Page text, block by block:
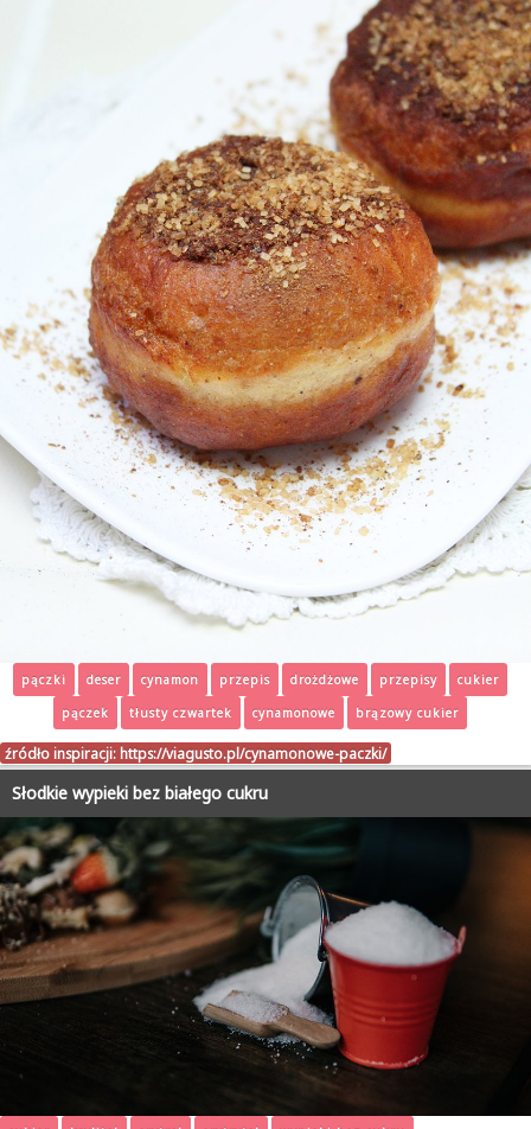
pączki deser cynamon przepis drożdżowe przepisy
cukier
pączek
tłusty czwartek cynamonowe brązowy cukier
źródło inspiracji: https://viagusto.pl/cynamonowe-paczki/
Słodkie wypieki bez białego cukru